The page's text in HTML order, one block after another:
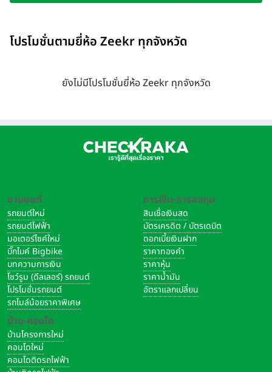
โปรโมชั่นตามยี่ห้อ Zeekr ทุกจังหวัด
ยังไม่มีโปรโมชั่นยี่ห้อ Zeekr ทุกจังหวัด
ยานยนต์
รถยนต์ใหม่
รถยนต์ไฟฟ้า
มอเตอร์ไซค์ใหม่
บิ๊กไบค์ Bigbike
บทความการเงิน
โชว์รูม (ดีลเลอร์) รถยนต์
โปรโมชั่นรถยนต์
รถไมล์น้อยราคาพิเศษ
บ้าน-คอนโด
บ้านโครงการใหม่
คอนโดใหม่
คอนโดติดรถไฟฟ้า
การเงิน-การลงทุน
สินเชื่อเงินสด
บัตรเครดิต / บัตรเดบิต
ดอกเบี้ยเงินฝาก
ราคาทองคำ
ราคาหุ้น
ราคาน้ำมัน
อัตราแลกเปลี่ยน